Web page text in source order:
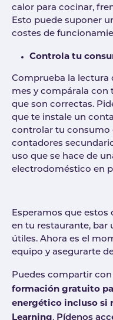
calor para cocinar,
Esto puede suponer
costes de
Controla tu
Comprueba la lectura
mes y compárala con
que son correctas.
que te instale un
controlar tu consumo
contadores
uso que se hace de
electrodoméstico en
Esperamos que estos
en tu restaurante, bar
útiles. Ahora es el
equipo y asegurarte
Puedes compartir
formación gratuito
energético incluso si
Learning. Pídenos